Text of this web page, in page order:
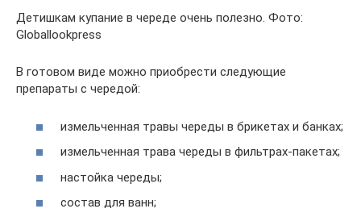
Детишкам купание в череде очень полезно. Фото:
Globallookpress
В готовом виде можно приобрести следующие
препараты с чередой:
измельченная травы череды в брикетах и банках;
измельченная трава череды в фильтрах-пакетах;
настойка череды;
состав для ванн;